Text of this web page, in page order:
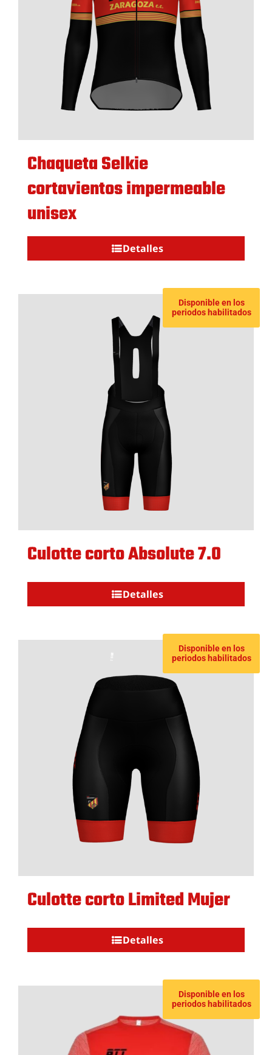
Chaqueta Selkie
cortavientos impermeable
unisex
Detalles
Disponible en los
periodos habilitados
Culotte corto Absolute 7.0
Detalles
Disponible en los
periodos habilitados
Culotte corto Limited Mujer
Detalles
Disponible en los
periodos habilitados